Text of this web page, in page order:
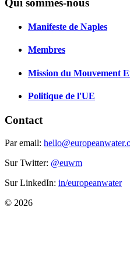
Qui sommes-nous
Manifeste de Naples
Membres
Mission du Mouvement
Politique de l'UE
Contact
Par email:
Sur Twitter: @euwm
Sur LinkedIn: in/europeanwater
© 2026